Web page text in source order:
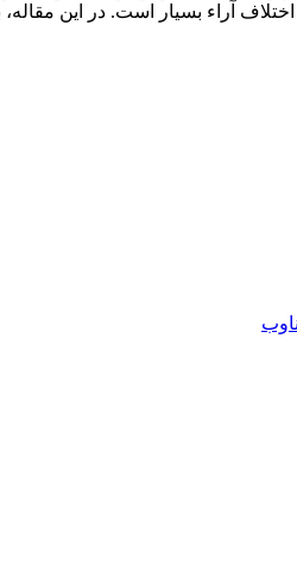
اختلاف آراء بسیار است. در این